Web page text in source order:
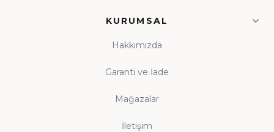
KURUMSAL
Hakkımızda
Garanti ve İade
Mağazalar
İletişim